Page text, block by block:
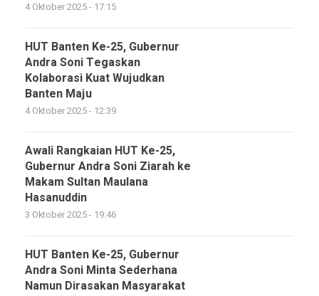
4 Oktober 2025 - 17:15
HUT Banten Ke-25, Gubernur
Andra Soni Tegaskan
Kolaborasi Kuat Wujudkan
Banten Maju
4 Oktober 2025 - 12:39
Awali Rangkaian HUT Ke-25,
Gubernur Andra Soni Ziarah ke
Makam Sultan Maulana
Hasanuddin
3 Oktober 2025 - 19:46
HUT Banten Ke-25, Gubernur
Andra Soni Minta Sederhana
Namun Dirasakan Masyarakat